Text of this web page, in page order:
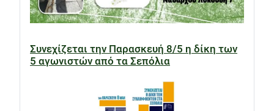
Συνεχίζεται την Παρασκευή 8/5 η δίκη των
5 αγωνιστών από τα Σεπόλια